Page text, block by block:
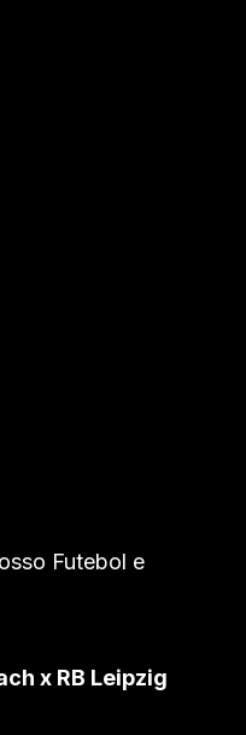
Futebol e
x RB Leipzig